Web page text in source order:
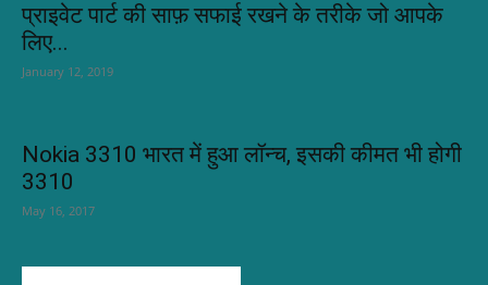
प्राइवेट पार्ट की साफ़ सफाई रखने के तरीके जो आपके
लिए...
January 12, 2019
Nokia 3310 भारत में हुआ लॉन्च, इसकी कीमत भी होगी
3310
May 16, 2017